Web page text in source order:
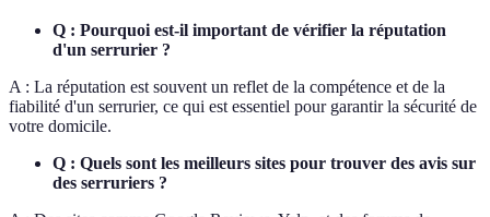
Q : Pourquoi est-il important de vérifier la réputation
d'un serrurier ?
A : La réputation est souvent un reflet de la compétence et de la
fiabilité d'un serrurier, ce qui est essentiel pour garantir la sécurité de
votre domicile.
Q : Quels sont les meilleurs sites pour trouver des avis sur
des serruriers ?